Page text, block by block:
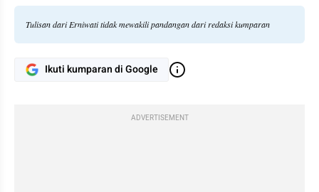
Tulisan dari Erniwati tidak mewakili pandangan dari redaksi kumparan
Ikuti kumparan di Google
ADVERTISEMENT